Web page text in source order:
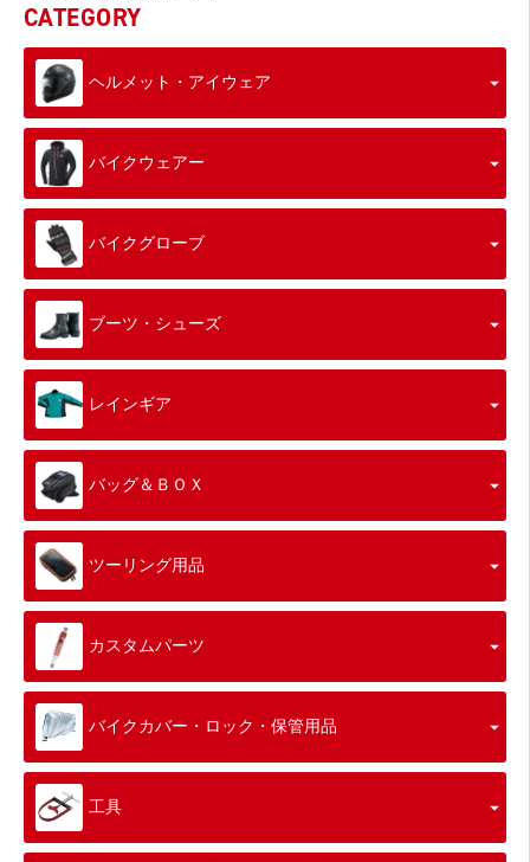
CATEGORY
ヘルメット・アイウェア
バイクウェアー
バイクグローブ
ブーツ・シューズ
レインギア
バッグ＆ＢＯＸ
ツーリング用品
カスタムパーツ
バイクカバー・ロック・保管用品
工具